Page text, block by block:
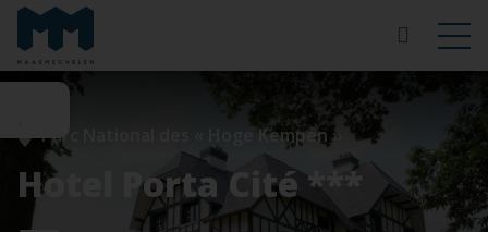
Parc National des « Hoge Kempen »
Hotel Porta Cité ***